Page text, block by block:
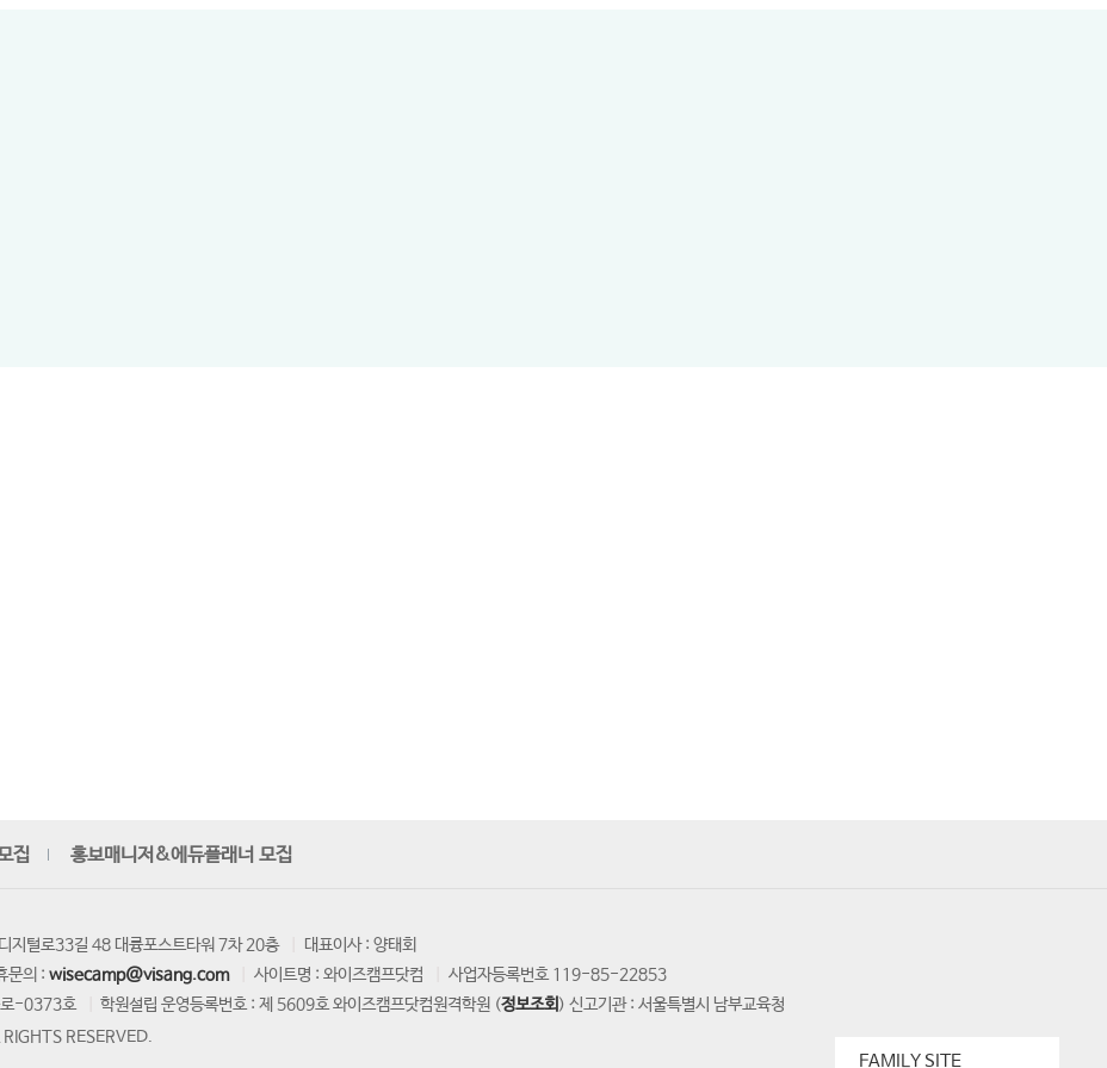
집 홍보매니저&에듀플래너 모집
지털로33길 48 대륭포스트타워 7차 20층
대표이사 : 양태회
문의 :wisecamp@visang.com 사이트명 : 와이즈캠프닷컴
사업자등록번호 119-85-22853
로-0373호
학원설립 운영등록번호 : 제 5609호 와이즈캠프닷컴원격학원 (정보조회) 신고기관 : 서울특별시 남부교육청
RESERVED.
FAMILY SITE